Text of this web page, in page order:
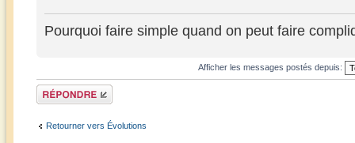
Pourquoi faire simple quand on peut faire
Afficher les messages postés depuis:
Répondre
Retourner vers Évolutions